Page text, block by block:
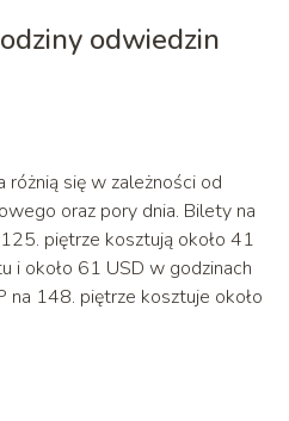
odwiedzin
różnią się w zależności od
oraz pory dnia. Bilety na
piętrze kosztują około 41
i około 61 USD w godzinach
na 148. piętrze kosztuje około